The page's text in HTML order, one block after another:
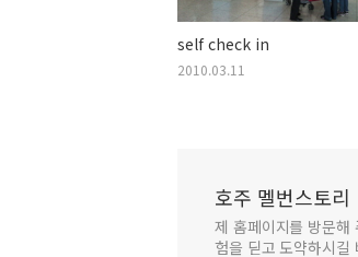
self check in
2010.03.11
호주 멜번스토리
제 홈페이지를 방문해
험을 딛고 도약하시길